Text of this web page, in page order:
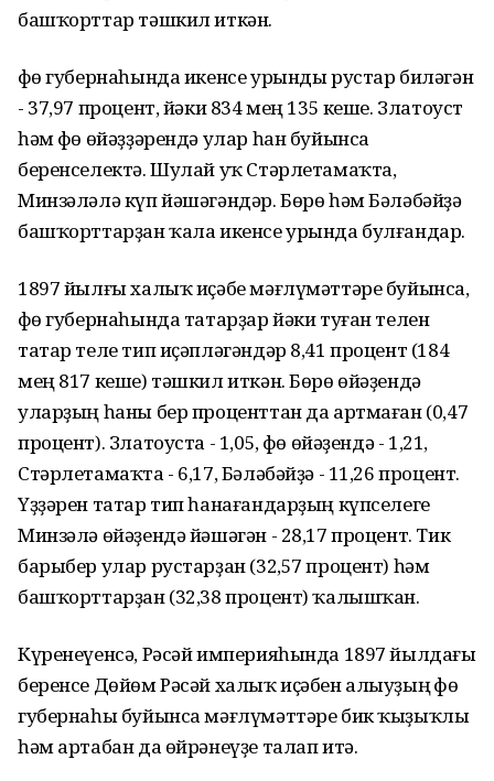
башҡорттар тәшкил иткән.
Өфө губернаһында икенсе урынды рустар биләгән
- 37,97 процент, йәки 834 мең 135 кеше. Златоуст
һәм Өфө өйәҙҙәрендә улар һан буйынса
беренселектә. Шулай уҡ Стәрлетамаҡта,
Минзәләлә күп йәшәгәндәр. Бөрө һәм Бәләбәйҙә
башҡорттарҙан ҡала икенсе урында булғандар.
1897 йылғы халыҡ иҫәбе мәғлүмәттәре буйынса,
Өфө губернаһында татарҙар йәки туған телен
татар теле тип иҫәпләгәндәр 8,41 процент (184
мең 817 кеше) тәшкил иткән. Бөрө өйәҙендә
уларҙың һаны бер проценттан да артмаған (0,47
процент). Златоуста - 1,05, Өфө өйәҙендә - 1,21,
Стәрлетамаҡта - 6,17, Бәләбәйҙә - 11,26 процент.
Үҙҙәрен татар тип һанағандарҙың күпселеге
Минзәлә өйәҙендә йәшәгән - 28,17 процент. Тик
барыбер улар рустарҙан (32,57 процент) һәм
башҡорттарҙан (32,38 процент) ҡалышҡан.
Күренеүенсә, Рәсәй империяһында 1897 йылдағы
беренсе Дөйөм Рәсәй халыҡ иҫәбен алыуҙың Өфө
губернаһы буйынса мәғлүмәттәре бик ҡыҙыҡлы
һәм артабан да өйрәнеүҙе талап итә.